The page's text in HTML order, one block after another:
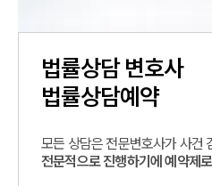
법률상담변호사
법률상담예약
모든 상담은 전문변호사가 사건
전문적으로 진행하기에 예약제